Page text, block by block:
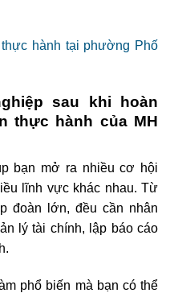
hành tại phường Phố
sau khi hoàn
thực hành của MH
bạn mở ra nhiều cơ hội
lĩnh vực khác nhau. Từ
đoàn lớn, đều cần nhân
lý tài chính, lập báo cáo
phổ biến mà bạn có thể